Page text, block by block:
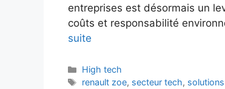
entreprises est désormais un
coûts et responsabilité
suite
Catégories
High tech
Étiquettes
renault zoe, secteur tech,